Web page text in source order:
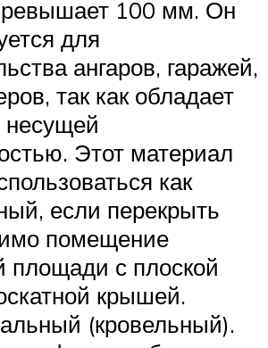
100 мм. Он
для
ангаров, гаражей,
так как обладает
несущей
Этот материал
как
если перекрыть
помещение
площади с плоской
крышей.
(кровельный).